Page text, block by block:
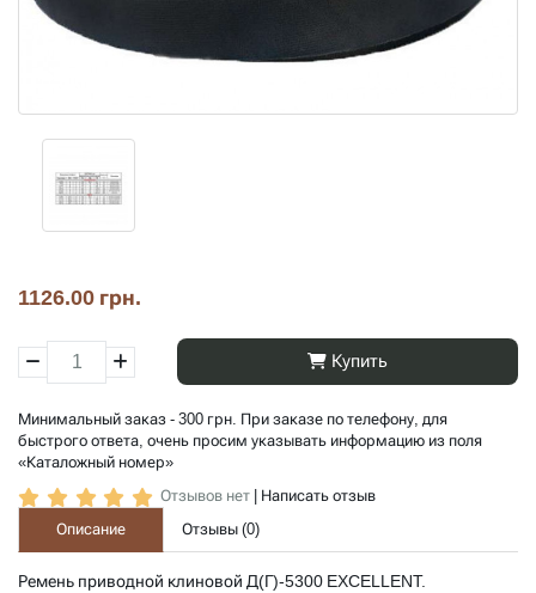
1126.00 грн.
Купить
Минимальный заказ - 300 грн. При заказе по телефону, для
быстрого ответа, очень просим указывать информацию из поля
«Каталожный номер»
Отзывов нет
Написать отзыв
Описание
Отзывы (0)
Ремень приводной клиновой Д(Г)-5300 EXCELLENT.